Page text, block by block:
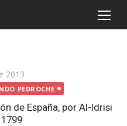
2013
PEDROCHE
de España, por Al-Idrisi